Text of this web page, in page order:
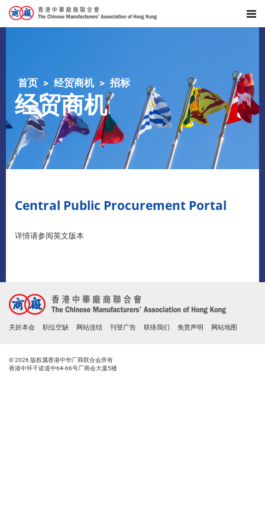
首页 经贸商机 招标
经贸商机
Central Public Procurement Portal
详情请参阅英文版本
关於本会 职位空缺 网站连结 刊登广告 联络我们 免责声明 网站地图
© 2026 版权属香港中华厂商联合会所有
香港中环干诺道中64-66号厂商会大厦5楼